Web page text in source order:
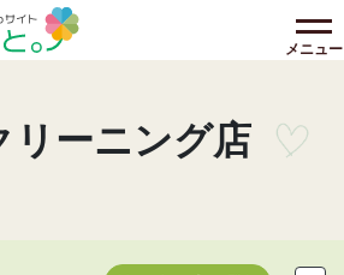
メニュー
リーニング店